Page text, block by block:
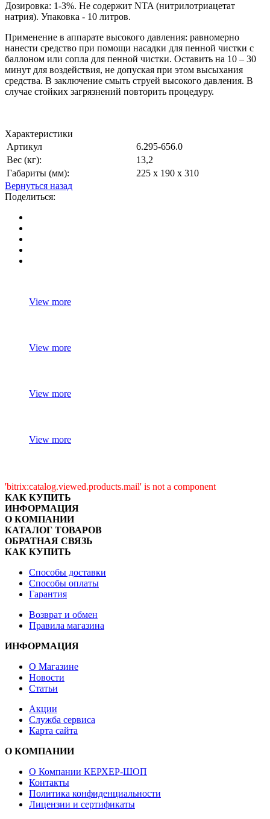
Дозировка: 1-3%. Не содержит NTA (нитрилотриацетат
натрия). Упаковка - 10 литров.
Применение в аппарате высокого давления: равномерно
нанести средство при помощи насадки для пенной чистки с
баллоном или сопла для пенной чистки. Оставить на 10 – 30
минут для воздействия, не допуская при этом высыхания
средства. В заключение смыть струей высокого давления. В
случае стойких загрязнений повторить процедуру.
Характеристики
Артикул
6.295-656.0
Вес (кг):
13,2
Габариты (мм):
225 x 190 x 310
Вернуться назад
Поделиться:
View more
View more
View more
View more
'bitrix:catalog.viewed.products.mail' is not a component
КАК КУПИТЬ
ИНФОРМАЦИЯ
О КОМПАНИИ
КАТАЛОГ ТОВАРОВ
ОБРАТНАЯ СВЯЗЬ
КАК КУПИТЬ
Способы доставки
Способы оплаты
Гарантия
Возврат и обмен
Правила магазина
ИНФОРМАЦИЯ
О Магазине
Новости
Статьи
Акции
Служба сервиса
Карта сайта
О КОМПАНИИ
О Компании КЕРХЕР-ШОП
Контакты
Политика конфиденциальности
Лицензии и сертификаты